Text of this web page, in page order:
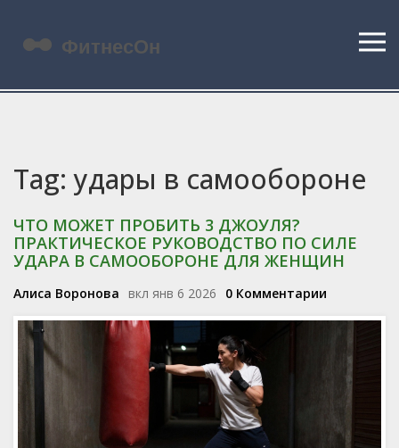
Tag: удары в самообороне
ЧТО МОЖЕТ ПРОБИТЬ 3 ДЖОУЛЯ?
ПРАКТИЧЕСКОЕ РУКОВОДСТВО ПО СИЛЕ
УДАРА В САМООБОРОНЕ ДЛЯ ЖЕНЩИН
Алиса Воронова вкл янв 6 2026 0 Комментарии